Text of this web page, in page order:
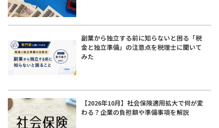
副業から独立する前に知らないと困る「税
金と独立準備」の注意点を税理士に聞いて
みた
【2026年10月】社会保険適用拡大で何が変
わる？企業の負担額や準備事項を解説